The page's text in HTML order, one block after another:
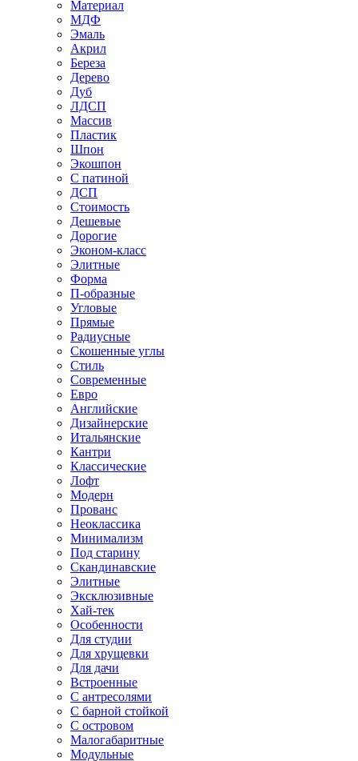
Материал
МДФ
Эмаль
Акрил
Береза
Дерево
Дуб
ЛДСП
Массив
Пластик
Шпон
Экошпон
С патиной
ДСП
Стоимость
Дешевые
Дорогие
Эконом-класс
Элитные
Форма
П-образные
Угловые
Прямые
Радиусные
Скошенные углы
Стиль
Современные
Евро
Английские
Дизайнерские
Итальянские
Кантри
Классические
Лофт
Модерн
Прованс
Неоклассика
Минимализм
Под старину
Скандинавские
Элитные
Эксклюзивные
Хай-тек
Особенности
Для студии
Для хрущевки
Для дачи
Встроенные
С антресолями
С барной стойкой
С островом
Малогабаритные
Модульные